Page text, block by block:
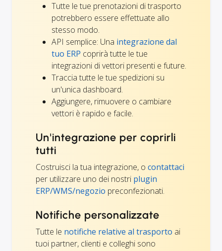
Tutte le tue prenotazioni di trasporto
potrebbero essere effettuate allo
stesso modo.
API semplice: Una integrazione dal
tuo ERP coprirà tutte le tue
integrazioni di vettori presenti e future.
Traccia tutte le tue spedizioni su
un'unica dashboard.
Aggiungere, rimuovere o cambiare
vettori è rapido e facile.
Un'integrazione per coprirli
tutti
Costruisci la tua integrazione, o contattaci
per utilizzare uno dei nostri plugin
ERP/WMS/negozio preconfezionati.
Notifiche personalizzate
Tutte le notifiche relative al trasporto ai
tuoi partner, clienti e colleghi sono